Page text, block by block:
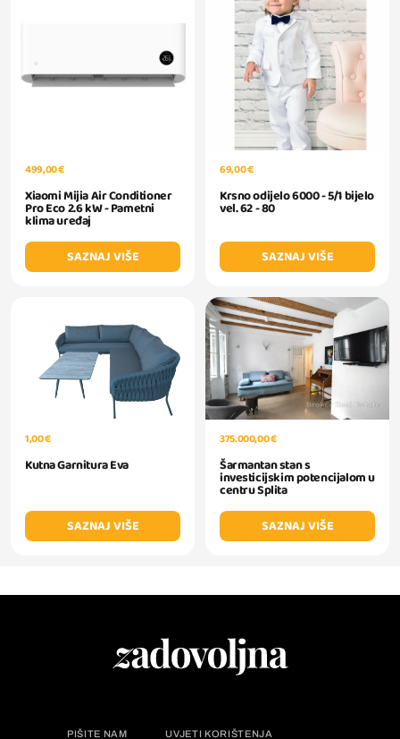
499,00 €
Xiaomi Mijia Air Conditioner
Pro Eco 2.6 kW - Pametni
klima uređaj
SAZNAJ VIŠE
69,00 €
Krsno odijelo 6000 - 5/1 bijelo
vel. 62 - 80
SAZNAJ VIŠE
1,00 €
Kutna Garnitura Eva
SAZNAJ VIŠE
375.000,00 €
Šarmantan stan s
investicijskim potencijalom u
centru Splita
SAZNAJ VIŠE
PIŠITE NAM UVJETI KORIŠTENJA